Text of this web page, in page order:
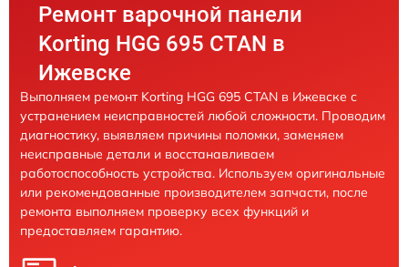
Ремонт варочной панели
Korting HGG 695 CTAN в
Ижевске
Выполняем ремонт Korting HGG 695 CTAN в Ижевске с
устранением неисправностей любой сложности. Проводим
диагностику, выявляем причины поломки, заменяем
неисправные детали и восстанавливаем
работоспособность устройства. Используем оригинальные
или рекомендованные производителем запчасти, после
ремонта выполняем проверку всех функций и
предоставляем гарантию.